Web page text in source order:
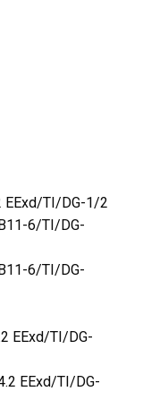
EExd/TI/DG-1/2
6/TI/DG-
6/TI/DG-
EExd/TI/DG-
EExd/TI/DG-